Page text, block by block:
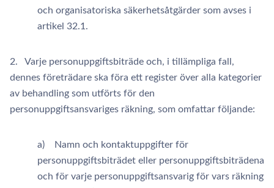
och organisatoriska säkerhetsåtgärder som avses i
artikel 32.1.
2. Varje personuppgiftsbiträde och, i tillämpliga fall,
dennes företrädare ska föra ett register över alla kategorier
av behandling som utförts för den
personuppgiftsansvariges räkning, som omfattar följande:
a) Namn och kontaktuppgifter för
personuppgiftsbiträdet eller personuppgiftsbiträdena
och för varje personuppgiftsansvarig för vars räkning